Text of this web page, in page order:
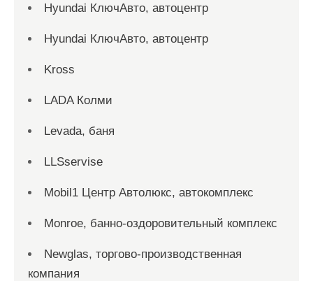
Hyundai КлючАвто, автоцентр
Hyundai КлючАвто, автоцентр
Kross
LADA Колми
Levada, баня
LLSservise
Mobil1 Центр Автолюкс, автокомплекс
Monroe, банно-оздоровительный комплекс
Newglas, торгово-производственная
компания